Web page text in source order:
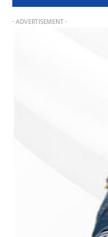
- ADVERTISEMENT -